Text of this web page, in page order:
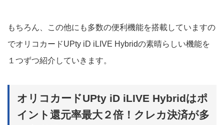
もちろん、この他にも多数の便利機能を搭載していますの
でオリコカードUPty iD iLIVE Hybridの素晴らしい機能を
１つずつ紹介していきます。
オリコカードUPty iD iLIVE Hybridはポ
イント還元率最大２倍！クレカ決済が多